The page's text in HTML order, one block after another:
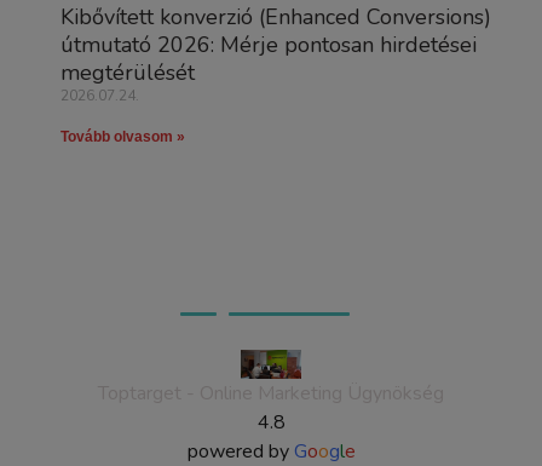
Kibővített konverzió (Enhanced Conversions)
útmutató 2026: Mérje pontosan hirdetései
megtérülését
2026.07.24.
Tovább olvasom »
4.8
powered by Google